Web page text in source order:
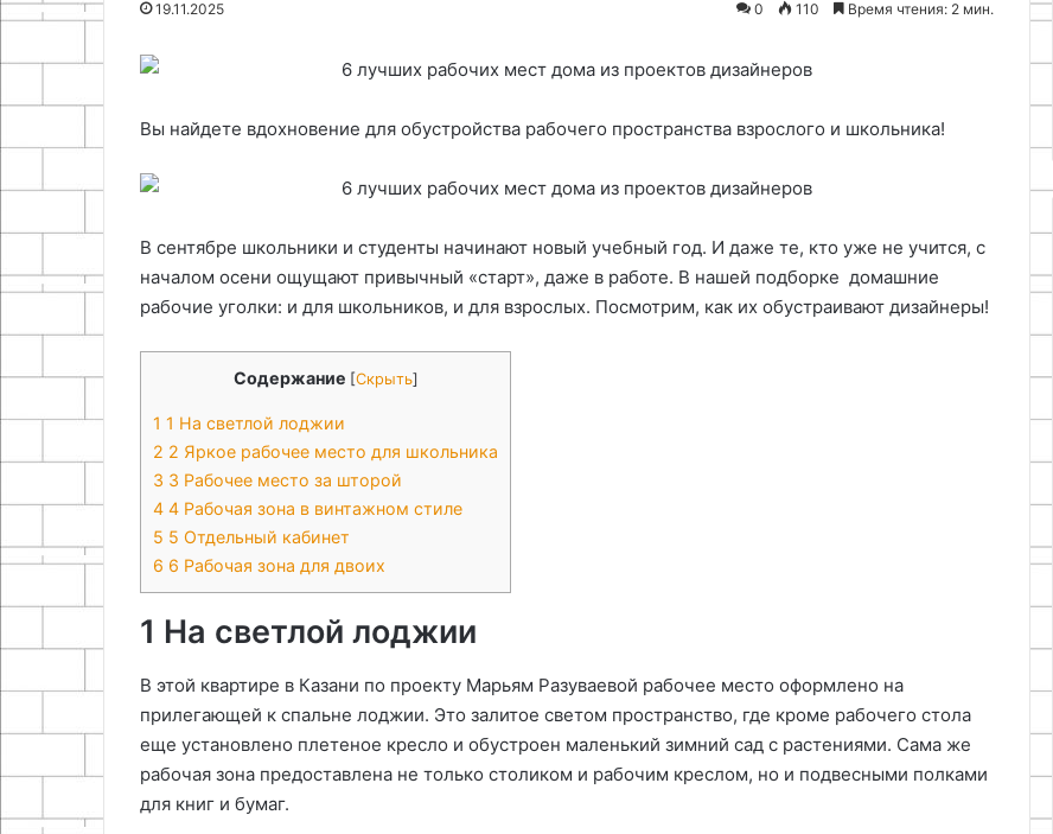
19.11.2025 0 110 Время чтения: 2 мин.
Вы найдете вдохновение для обустройства рабочего пространства взрослого и школьника!
В сентябре школьники и студенты начинают новый учебный год. И даже те, кто уже не учится, с
началом осени ощущают привычный «старт», даже в работе. В нашей подборке домашние
рабочие уголки: и для школьников, и для взрослых. Посмотрим, как их обустраивают дизайнеры!
Содержание [Скрыть]
1 1 На светлой лоджии
2 2 Яркое рабочее место для школьника
3 3 Рабочее место за шторой
4 4 Рабочая зона в винтажном стиле
5 5 Отдельный кабинет
6 6 Рабочая зона для двоих
1 На светлой лоджии
В этой квартире в Казани по проекту Марьям Разуваевой рабочее место оформлено на
прилегающей к спальне лоджии. Это залитое светом пространство, где кроме рабочего стола
еще установлено плетеное кресло и обустроен маленький зимний сад с растениями. Сама же
рабочая зона предоставлена не только столиком и рабочим креслом, но и подвесными полками
для книг и бумаг.
22.07.2026
окон: идеи для сказочной
ввертыша
отверстие в корпусе с
Обучение вокалу в Останкино: